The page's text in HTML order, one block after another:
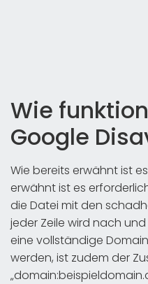
Wie
Google
Wie bereits erwähnt ist
erwähnt ist es
die Datei mit den
jeder Zeile wird nach
eine vollständige
werden, ist zudem der